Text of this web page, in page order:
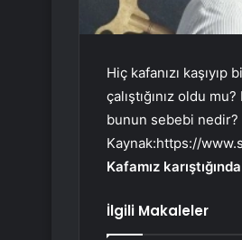
Hiç kafanızı
çalıştığınız oldu
bunun sebebi nedir?
Kaynak:https://
Kafamız
İlgili Makaleler